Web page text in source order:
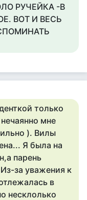
РУЧЕЙКА -В
ВОТ И ВЕСЬ
только
мне
). Вилы
Я была на
парень
за уважения к
в
несклолько